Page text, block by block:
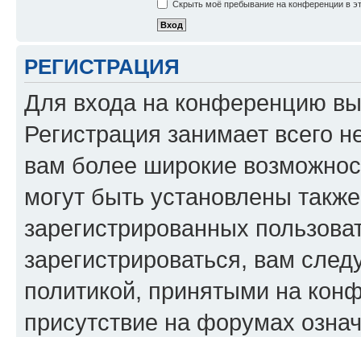
Скрыть моё пребывание на конференции в
РЕГИСТРАЦИЯ
Для входа на конференцию
Регистрация занимает всего
вам более широкие
могут быть установлены
зарегистрированных
зарегистрироваться, вам
политикой, принятыми на
присутствие на форумах